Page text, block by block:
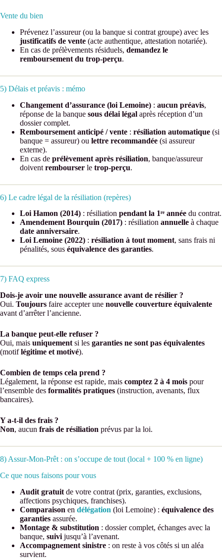
Vente du bien
Prévenez l’assureur (ou la banque si contrat groupe) avec les
justificatifs de vente (acte authentique, attestation notariée).
En cas de prélèvements résiduels, demandez le
remboursement du trop-perçu.
5) Délais et préavis : mémo
Changement d’assurance (loi Lemoine) : aucun préavis,
réponse de la banque sous délai légal après réception d’un
dossier complet.
Remboursement anticipé / vente : résiliation automatique (si
banque = assureur) ou lettre recommandée (si assureur
externe).
En cas de prélèvement après résiliation, banque/assureur
doivent rembourser le trop-perçu.
6) Le cadre légal de la résiliation (repères)
Loi Hamon (2014) : résiliation pendant la 1ʳᵉ année du contrat.
Amendement Bourquin (2017) : résiliation annuelle à chaque
date anniversaire.
Loi Lemoine (2022) : résiliation à tout moment, sans frais ni
pénalités, sous équivalence des garanties.
7) FAQ express
Dois-je avoir une nouvelle assurance avant de résilier ?
Oui. Toujours faire accepter une nouvelle couverture équivalente
avant d’arrêter l’ancienne.
La banque peut-elle refuser ?
Oui, mais uniquement si les garanties ne sont pas équivalentes
(motiflégitime et motivé).
Combien de temps cela prend ?
Légalement, la réponse est rapide, mais comptez 2 à 4 mois pour
l’ensemble des formalités pratiques (instruction, avenants, flux
bancaires).
Y a-t-il des frais ?
Non, aucun frais de résiliation prévus par la loi.
8) Assur-Mon-Prêt : on s’occupe de tout (local + 100 % en ligne)
Ce que nous faisons pour vous
Audit gratuit de votre contrat (prix, garanties, exclusions,
affections psychiques, franchises).
Comparaison en délégation (loi Lemoine) : équivalence des
garanties assurée.
Montage & substitution : dossier complet, échanges avec la
banque, suivi jusqu’à l’avenant.
Accompagnement sinistre : on reste à vos côtés si un aléa
survient.